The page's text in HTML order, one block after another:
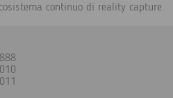
continuo di reality capture.